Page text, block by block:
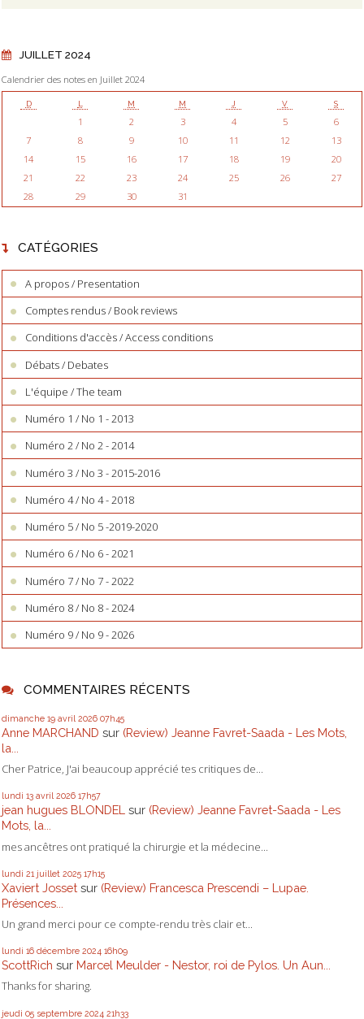
JUILLET 2024
Calendrier des notes en Juillet 2024
D L M M J V S
1 2 3 4 5
6
7
8 9 10 11 12
13
14
15 16 17 18 19
20
21
22 23 24 25 26
27
28
29 30 31
CATÉGORIES
A propos / Presentation
Comptes rendus / Book reviews
Conditions d'accès / Access conditions
Débats / Debates
L'équipe / The team
Numéro 1 / No 1 - 2013
Numéro 2 / No 2 - 2014
Numéro 3 / No 3 - 2015-2016
Numéro 4 / No 4 - 2018
Numéro 5 / No 5 -2019-2020
Numéro 6 / No 6 - 2021
Numéro 7 / No 7 - 2022
Numéro 8 / No 8 - 2024
Numéro 9 / No 9 - 2026
COMMENTAIRES RÉCENTS
dimanche 19 avril 2026 07h45
Anne MARCHAND sur (Review) Jeanne Favret-Saada - Les Mots,
la...
Cher Patrice, J'ai beaucoup apprécié tes critiques de...
lundi 13 avril 2026 17h57
jean hugues BLONDEL sur (Review) Jeanne Favret-Saada - Les
Mots, la...
mes ancêtres ont pratiqué la chirurgie et la médecine...
lundi 21 juillet 2025 17h15
Xaviert Josset sur (Review) Francesca Prescendi – Lupae.
Présences...
Un grand merci pour ce compte-rendu très clair et...
lundi 16 décembre 2024 16h09
ScottRich sur Marcel Meulder - Nestor, roi de Pylos. Un Aun...
Thanks for sharing.
jeudi 05 septembre 2024 21h33